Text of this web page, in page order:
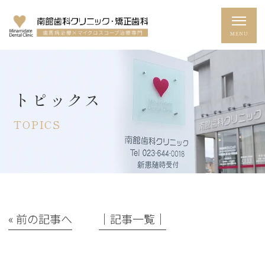
トピックス
TOPICS
« 前の記事へ │記事一覧│